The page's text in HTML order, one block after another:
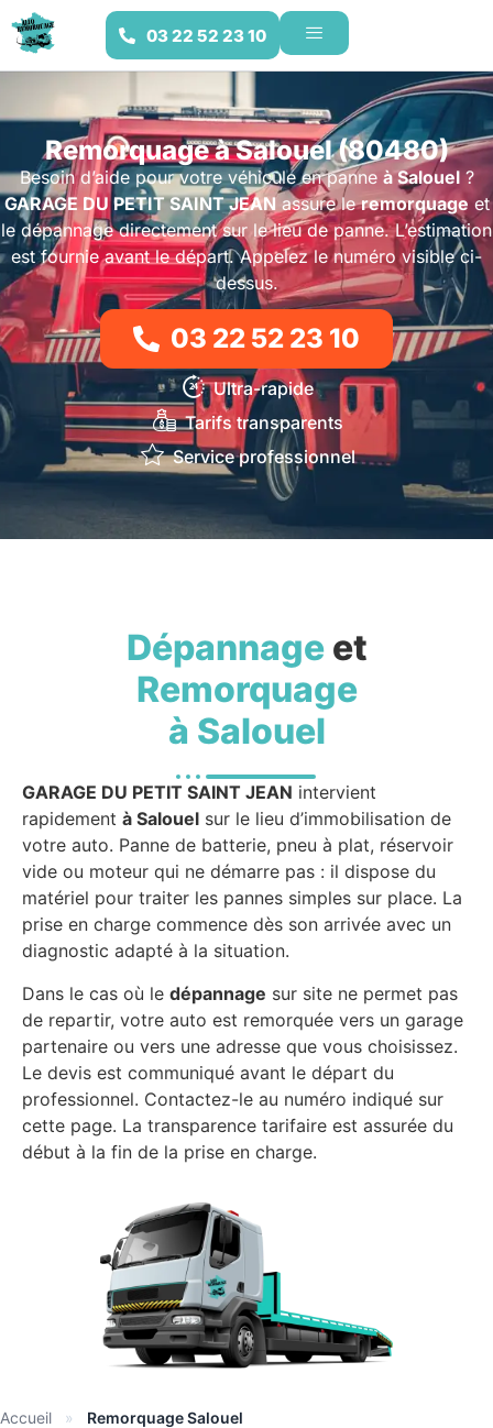
03 22 52 23 10
Remorquage à Salouel (80480)
Besoin d’aide pour votre véhicule en panne à Salouel?
GARAGE DU PETIT SAINT JEANassure leremorquageet
le dépannage directement sur le lieu de panne. L’estimation
est fournie avant le départ. Appelez le numéro visible ci-
dessus.
03 22 52 23 10
Ultra-rapide
Tarifs transparents
Service professionnel
Dépannageet
Remorquage
à Salouel
GARAGE DU PETIT SAINT JEAN intervient
rapidement à Salouel sur le lieu d’immobilisation de
votre auto. Panne de batterie, pneu à plat, réservoir
vide ou moteur qui ne démarre pas : il dispose du
matériel pour traiter les pannes simples sur place. La
prise en charge commence dès son arrivée avec un
diagnostic adapté à la situation.
Dans le cas où le dépannage sur site ne permet pas
de repartir, votre auto est remorquée vers un garage
partenaire ou vers une adresse que vous choisissez.
Le devis est communiqué avant le départ du
professionnel. Contactez-le au numéro indiqué sur
cette page. La transparence tarifaire est assurée du
début à la fin de la prise en charge.
Accueil » Remorquage Salouel